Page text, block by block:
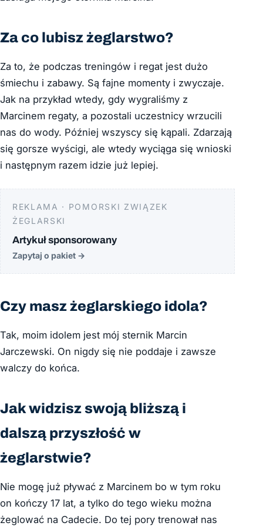
Za co lubisz żeglarstwo?
Za to, że podczas treningów i regat jest dużo
śmiechu i zabawy. Są fajne momenty i zwyczaje.
Jak na przykład wtedy, gdy wygraliśmy z
Marcinem regaty, a pozostali uczestnicy wrzucili
nas do wody. Później wszyscy się kąpali. Zdarzają
się gorsze wyścigi, ale wtedy wyciąga się wnioski
i następnym razem idzie już lepiej.
REKLAMA · POMORSKI ZWIĄZEK
ŻEGLARSKI
Artykuł sponsorowany
Zapytaj o pakiet →
Czy masz żeglarskiego idola?
Tak, moim idolem jest mój sternik Marcin
Jarczewski. On nigdy się nie poddaje i zawsze
walczy do końca.
Jak widzisz swoją bliższą i
dalszą przyszłość w
żeglarstwie?
Nie mogę już pływać z Marcinem bo w tym roku
on kończy 17 lat, a tylko do tego wieku można
żeglować na Cadecie. Do tej pory trenował nas